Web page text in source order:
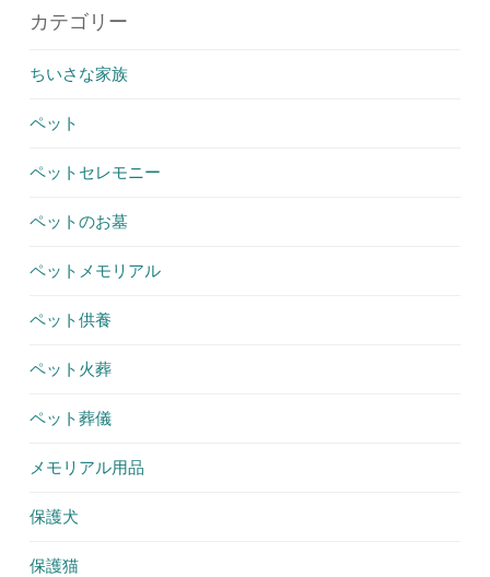
カテゴリー
ちいさな家族
ペット
ペットセレモニー
ペットのお墓
ペットメモリアル
ペット供養
ペット火葬
ペット葬儀
メモリアル用品
保護犬
保護猫